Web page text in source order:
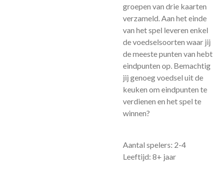
groepen van drie kaarten
verzameld. Aan het einde
van het spel leveren enkel
de voedselsoorten waar jij
de meeste punten van hebt
eindpunten op. Bemachtig
jij genoeg voedsel uit de
keuken om eindpunten te
verdienen en het spel te
winnen?
Aantal spelers: 2-4
Leeftijd: 8+ jaar